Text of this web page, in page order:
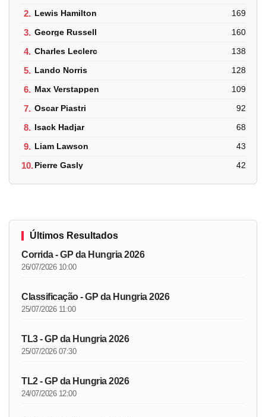
2. Lewis Hamilton 169
3. George Russell 160
4. Charles Leclerc 138
5. Lando Norris 128
6. Max Verstappen 109
7. Oscar Piastri 92
8. Isack Hadjar 68
9. Liam Lawson 43
10.Pierre Gasly 42
Últimos Resultados
Corrida - GP da Hungria 2026
26/07/2026 10:00
Classificação - GP da Hungria 2026
25/07/2026 11:00
TL3 - GP da Hungria 2026
25/07/2026 07:30
TL2 - GP da Hungria 2026
24/07/2026 12:00